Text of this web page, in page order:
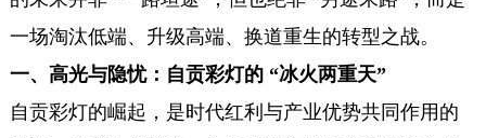
一场淘汰低端、升级高端、换道重生的转型之战。
一、高光与隐忧：自贡彩灯的 “冰火两重天”
自贡彩灯的崛起，是时代红利与产业优势共同作用的